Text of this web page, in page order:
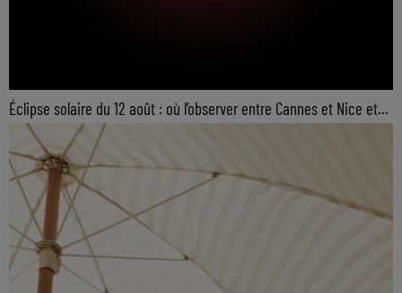
Éclipse solaire du 12 août : où l’observer entre Cannes et Nice et...